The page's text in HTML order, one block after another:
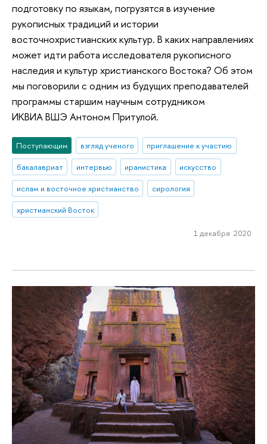
подготовку по языкам, погрузятся в изучение
рукописных традиций и истории
восточнохристианских культур. В каких направлениях
может идти работа исследователя рукописного
наследия и культур христианского Востока? Об этом
мы поговорили с одним из будущих преподавателей
программы старшим научным сотрудником
ИКВИА ВШЭ Антоном Притулой.
Поступающим взгляд ученого
приглашение к участию
бакалавриат
интервью иранистика
искусство
ислам и восточное христианство
сирология
христианский Восток
1 декабря 2020